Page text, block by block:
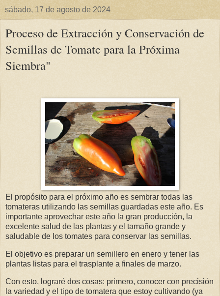
sábado, 17 de agosto de 2024
Proceso de Extracción y Conservación de
Semillas de Tomate para la Próxima
Siembra"
El propósito para el próximo año es sembrar todas las
tomateras utilizando las semillas guardadas este año. Es
importante aprovechar este año la gran producción, la
excelente salud de las plantas y el tamaño grande y
saludable de los tomates para conservar las semillas.
El objetivo es preparar un semillero en enero y tener las
plantas listas para el trasplante a finales de marzo.
Con esto, lograré dos cosas: primero, conocer con precisión
la variedad y el tipo de tomatera que estoy cultivando (ya